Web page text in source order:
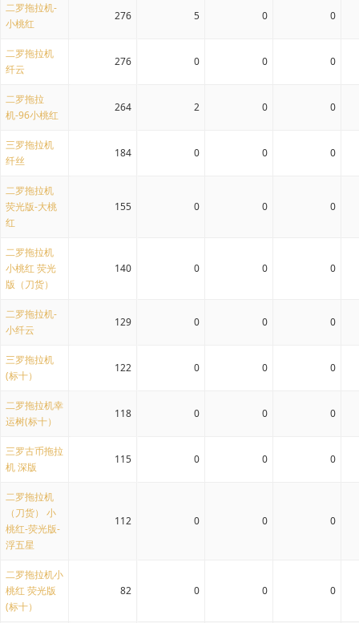
二罗拖拉机-
小桃红
276 5 0 0
二罗拖拉机
纤云
276 0 0 0
二罗拖拉
机-96小桃红
264 2 0 0
三罗拖拉机
纤丝
184 0 0 0
二罗拖拉机
荧光版-大桃
红
155 0 0 0
二罗拖拉机
小桃红 荧光
版（刀货）
140 0 0 0
二罗拖拉机-
小纤云
129 0 0 0
三罗拖拉机
(标十）
122 0 0 0
二罗拖拉机幸
运树(标十）
118 0 0 0
三罗古币拖拉
机 深版
115 0 0 0
二罗拖拉机
（刀货） 小
桃红-荧光版-
浮五星
112 0 0 0
二罗拖拉机小
桃红 荧光版
(标十）
82 0 0 0